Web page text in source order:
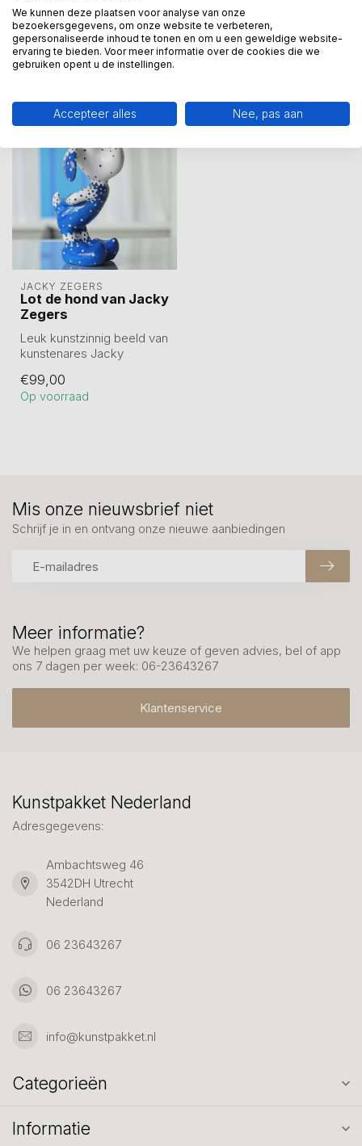
Wij assisteren u graag via 06-23643267
JACKY ZEGERS
Lot de hond van Jacky
Zegers
Leuk kunstzinnig beeld van
kunstenares Jacky
geschenk...
€99,00
Op voorraad
Meer informatie?
We helpen graag met uw keuze of geven advies, bel of app
ons 7 dagen per week: 06-23643267
Klantenservice
Mis onze nieuwsbrief niet
Schrijf je in en ontvang onze nieuwe aanbiedingen
Kunstpakket Nederland
Adresgegevens:
Ambachtsweg 46
3542DH Utrecht
Nederland
06 23643267
06 23643267
info@kunstpakket.nl
Categorieën
Informatie
We kunnen deze plaatsen voor analyse van onze
bezoekersgegevens, om onze website te verbeteren,
gepersonaliseerde inhoud te tonen en om u een geweldige website-
ervaring te bieden. Voor meer informatie over de cookies die we
gebruiken opent u de instellingen.
Accepteer alles Nee, pas aan